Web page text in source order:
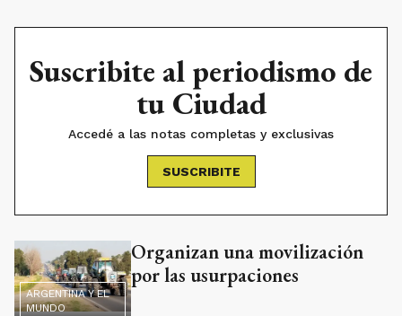
Suscribite al periodismo de
tu Ciudad
Accedé a las notas completas y exclusivas
SUSCRIBITE
ARGENTINA Y EL
MUNDO
Organizan una movilización
por las usurpaciones